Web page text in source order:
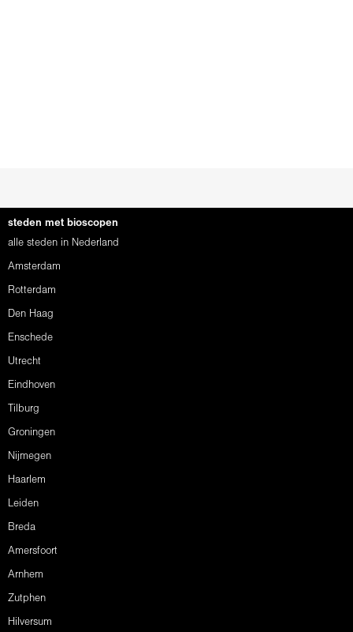
steden met bioscopen
alle steden in Nederland
Amsterdam
Rotterdam
Den Haag
Enschede
Utrecht
Eindhoven
Tilburg
Groningen
Nijmegen
Haarlem
Leiden
Breda
Amersfoort
Arnhem
Zutphen
Hilversum